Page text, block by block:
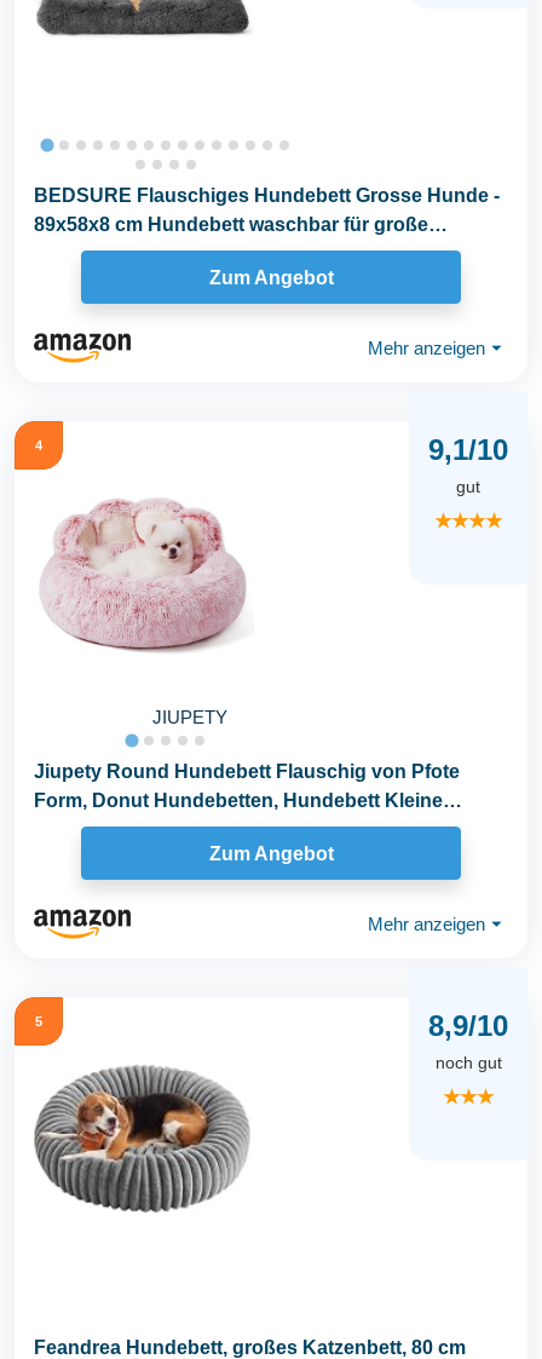
BEDSURE Flauschiges Hundebett Grosse Hunde -
89x58x8 cm Hundebett waschbar für große
Hunde...
Zum Angebot
Mehr anzeigen ⏷
4
JIUPETY
9,1/10
gut
★★★★
Jiupety Round Hundebett Flauschig von Pfote
Form, Donut Hundebetten, Hundebett Kleine
Hunde Größe...
Zum Angebot
Mehr anzeigen ⏷
5 8,9/10
noch gut
★★★
Feandrea Hundebett, großes Katzenbett, 80 cm